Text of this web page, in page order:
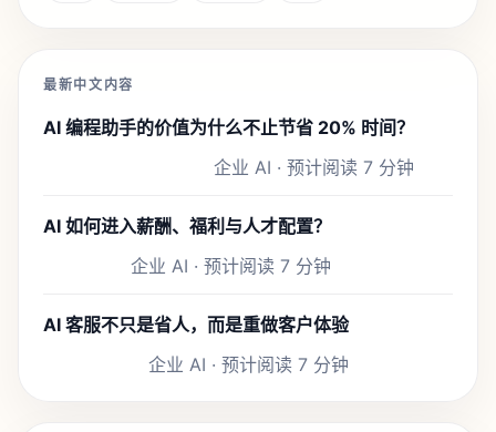
最新中文内容
AI 编程助手的价值为什么不止节省 20% 时间？
企业 AI · 预计阅读 7 分钟
AI 如何进入薪酬、福利与人才配置？
企业 AI · 预计阅读 7 分钟
AI 客服不只是省人，而是重做客户体验
企业 AI · 预计阅读 7 分钟